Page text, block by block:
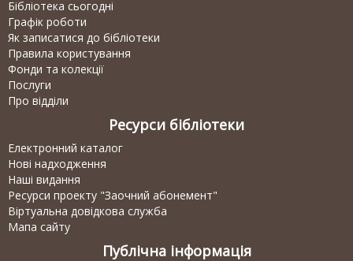
Бібліотека сьогодні
Графік роботи
Як записатися до бібліотеки
Правила користування
Фонди та колекції
Послуги
Про відділи
Ресурси бібліотеки
Електронний каталог
Нові надходження
Наші видання
Ресурси проекту "Заочний абонемент"
Віртуальна довідкова служба
Мапа сайту
Публічна інформація